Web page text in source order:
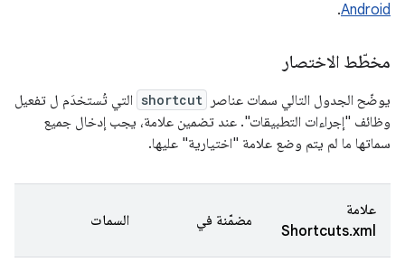
Android
.
مخطّط الاختصار
يوضّح الجدول التالي سمات عناصر shortcut التي تُستخدَم ل تفعيل
وظائف "إجراءات التطبيقات". عند تضمين علامة، يجب إدخال جميع
سماتها ما لم يتم وضع علامة "اختيارية" عليها.
علامة
Shortcuts.xml
مضمّنة في السمات